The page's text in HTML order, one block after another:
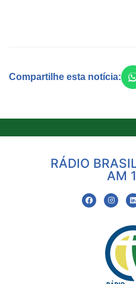
Compartilhe esta notícia:
RÁDIO
AM